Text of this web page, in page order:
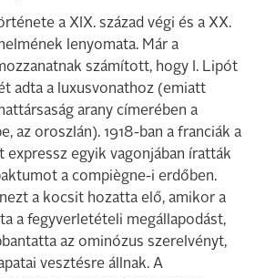
a XIX. század végi és a XX.
lenyomata. Már a
számított, hogy I. Lipót
adta a luxusvonathoz (emiatt
arany címerében a
az oroszlán). 1918-ban a franciák a
expressz egyik vagonjában íratták
a compiègne-i erdőben.
a kocsit hozatta elő, amikor a
a fegyverletételi megállapodást,
az ominózus szerelvényt,
vesztésre állnak. A